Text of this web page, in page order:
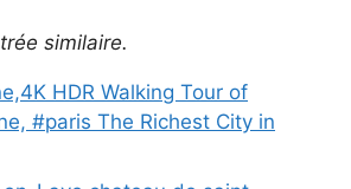
similaire.
HDR Walking Tour of
#paris The Richest City in